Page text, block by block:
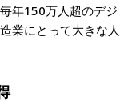
年150万人超のデジ
業にとって大きな人